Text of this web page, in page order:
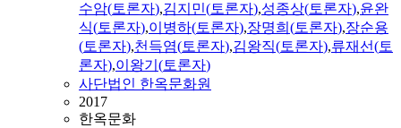
수암(토론자),김지민(토론자),성종상(토론자),윤완
식(토론자),이병하(토론자),장명희(토론자),장순용
(토론자),천득염(토론자),김왕직(토론자),류재선(토
론자),이왕기(토론자)
사단법인 한옥문화원
2017
한옥문화